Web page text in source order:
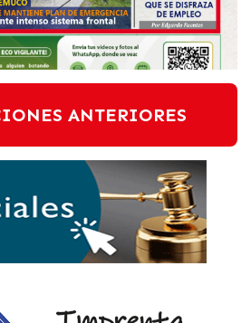
ANTERIORES